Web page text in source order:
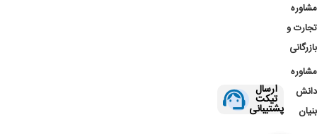
مشاوره
تجارت و
بازرگانی
مشاوره
دانش
بنیان
ارسال
تیکت
پشتیبانی